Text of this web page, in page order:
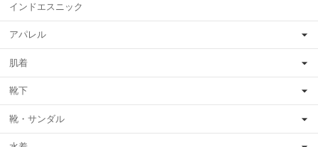
インドエスニック
アパレル
肌着
靴下
靴・サンダル